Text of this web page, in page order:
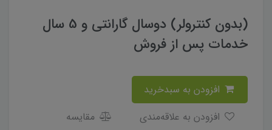
(بدون کنترولر) دوسال گارانتی و 5 سال
خدمات پس از فروش
مقایسه